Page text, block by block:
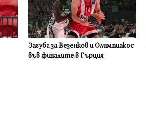
Загуба за Везенков и Олимпиакос
във финалите в Гърция